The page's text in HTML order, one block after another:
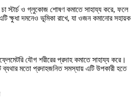
চা স্টার্চ ও গ্লুকোজ শোষণ কমাতে সাহায্য করে, ফলে
ক্ষুধা দমনেও ভূমিকা রাখে, যা ওজন কমানোর সহায়ক
যৌগ শরীরের প্রদাহ কমাতে সাহায্য করে।
ব্যথার মতো প্রদাহজনিত সমস্যায় এটি উপকারী হতে